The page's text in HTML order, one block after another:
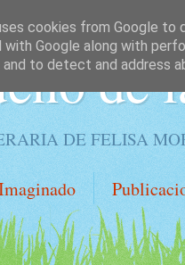
de
DE FELISA
cookies from Google to
with Google along with
to detect and address